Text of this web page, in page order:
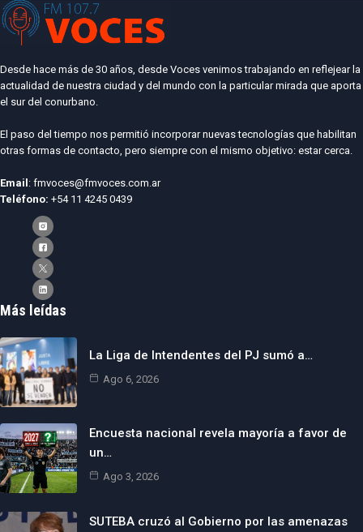
Desde hace más de 30 años, desde Voces venimos trabajando en reflejear la
actualidad de nuestra ciudad y del mundo con la particular mirada que aporta
el sur del conurbano.
El paso del tiempo nos permitió incorporar nuevas tecnologías que habilitan
otras formas de contacto, pero siempre con el mismo objetivo: estar cerca.
Email : fmvoces@fmvoces.com.ar
Teléfono: +54 11 4245 0439
Más leídas
La Liga de Intendentes del PJ sumó a…
Ago 6, 2026
Encuesta nacional revela mayoría a favor de
un…
Ago 3, 2026
SUTEBA cruzó al Gobierno por las amenazas